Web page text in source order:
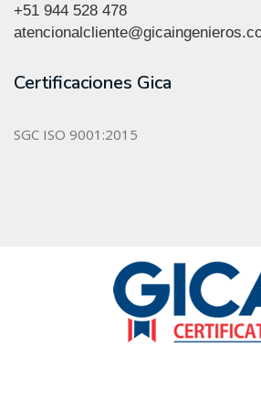
+51 944 528 478
Certificaciones Gica
SGC ISO 9001:2015